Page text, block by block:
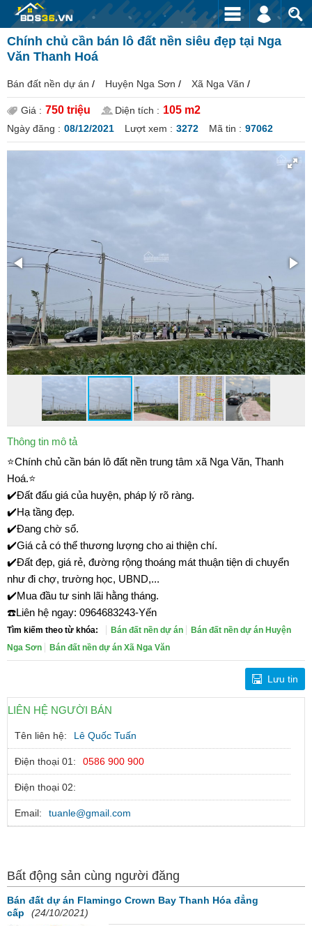
Chính chủ cần bán lô đất nền siêu đẹp tại Nga
Văn Thanh Hoá
Bán đất nền dự án / Huyện Nga Sơn / Xã Nga Văn /
Giá : 750 triệu Diện tích : 105 m2
Ngày đăng : 08/12/2021 Lượt xem : 3272 Mã tin : 97062
Thông tin mô tả
⭐️Chính chủ cần bán lô đất nền trung tâm xã Nga Văn, Thanh
Hoá.⭐️
✔️Đất đấu giá của huyện, pháp lý rõ ràng.
✔️Hạ tầng đẹp.
✔️Đang chờ sổ.
✔️Giá cả có thể thương lượng cho ai thiện chí.
✔️Đất đẹp, giá rẻ, đường rộng thoáng mát thuận tiện di chuyển
như đi chợ, trường học, UBND,...
✔️Mua đầu tư sinh lãi hằng tháng.
☎️Liên hệ ngay: 0964683243-Yến
Tìm kiếm theo từ khóa: Bán đất nền dự án
Bán đất nền dự án Huyện
Nga Sơn
Bán đất nền dự án Xã Nga Văn
Lưu tin
LIÊN HỆ NGƯỜI BÁN
Tên liên hệ: Lê Quốc Tuấn
Điện thoại 01: 0586 900 900
Điện thoại 02:
Email: tuanle@gmail.com
Bất động sản cùng người đăng
Bán đất dự án Flamingo Crown Bay Thanh Hóa đẳng
cấp
(24/10/2021)